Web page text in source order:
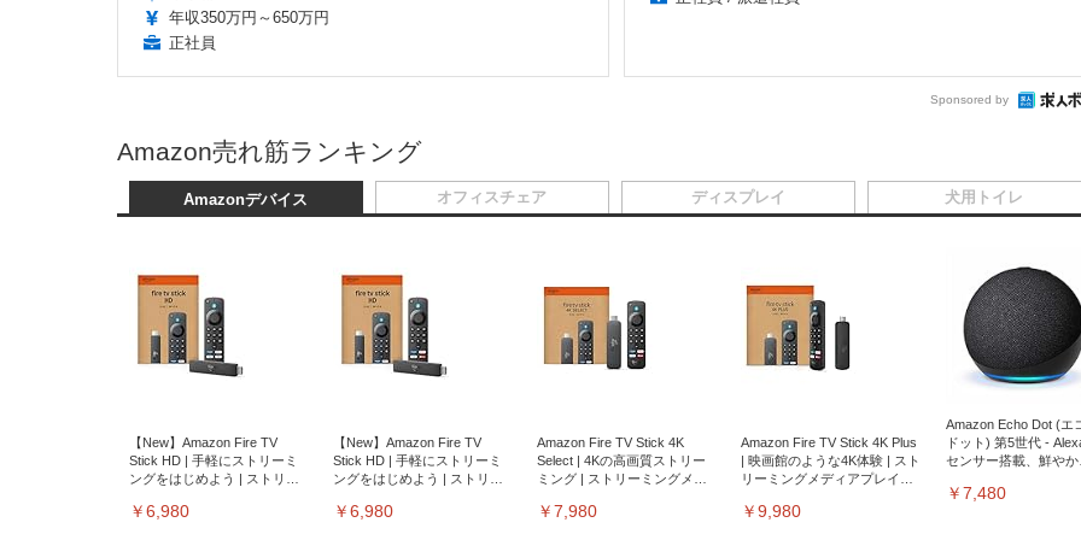
年収350万円～650万円
正社員
Sponsored by
Amazon売れ筋ランキング
Amazonデバイス
【New】Amazon Fire TV
Stick HD | 手軽にストリーミ
ングをはじめよう | ストリー
￥6,980
【New】Amazon Fire TV
Stick HD | 手軽にストリーミ
ングをはじめよう | ストリー
￥6,980
Amazon Fire TV Stick 4K
Select | 4Kの高画質ストリー
ミング | ストリーミングメデ
￥7,980
Amazon Fire TV Stick 4K Plus
| 映画館のような4K体験 | スト
リーミングメディアプレイヤ
￥9,980
Amazon Echo Dot (エ
ドット) 第5世代 -
センサー搭載、鮮やか
￥7,480
オフィスチェア ディスプレイ 犬用トイレ